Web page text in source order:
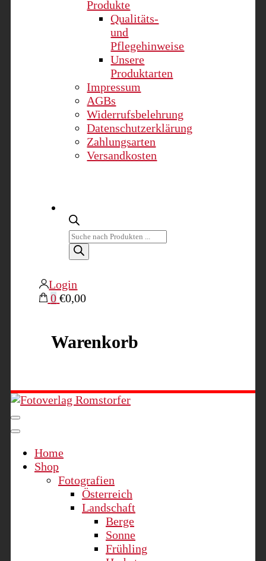
Produkte
Qualitäts-
und
Pflegehinweise
Unsere
Produktarten
Impressum
AGBs
Widerrufsbelehrung
Datenschutzerklärung
Zahlungsarten
Versandkosten
Products
search
Login
0 €0,00
Warenkorb
Home
Shop
Fotografien
Österreich
Landschaft
Berge
Sonne
Frühling